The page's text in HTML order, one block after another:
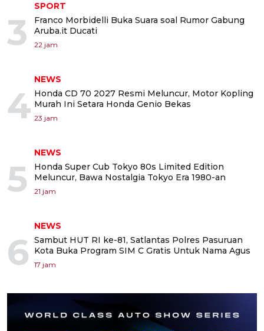
3
SPORT
Franco Morbidelli Buka Suara soal Rumor Gabung
Aruba.it Ducati
22 jam
4
NEWS
Honda CD 70 2027 Resmi Meluncur, Motor Kopling
Murah Ini Setara Honda Genio Bekas
23 jam
5
NEWS
Honda Super Cub Tokyo 80s Limited Edition
Meluncur, Bawa Nostalgia Tokyo Era 1980-an
21 jam
6
NEWS
Sambut HUT RI ke-81, Satlantas Polres Pasuruan
Kota Buka Program SIM C Gratis Untuk Nama Agus
17 jam